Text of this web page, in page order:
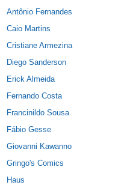
Antônio Fernandes
Caio Martins
Cristiane Armezina
Diego Sanderson
Erick Almeida
Fernando Costa
Francinildo Sousa
Fábio Gesse
Giovanni Kawanno
Gringo's Comics
Haus